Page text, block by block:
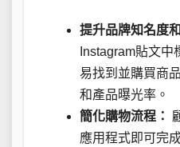
提升品牌知名度
Instagram貼文
易找到並購買商
和產品曝光率。
簡化購物流程：
應用程式即可完